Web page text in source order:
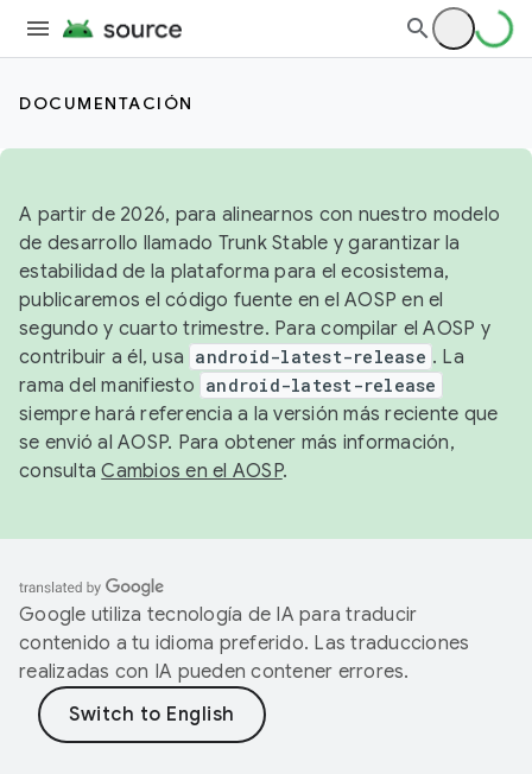
DOCUMENTACIÓN
A partir de 2026, para alinearnos con nuestro modelo
de desarrollo llamado Trunk Stable y garantizar la
estabilidad de la plataforma para el ecosistema,
publicaremos el código fuente en el AOSP en el
segundo y cuarto trimestre. Para compilar el AOSP y
contribuir a él, usa android-latest-release . La
rama del manifiesto android-latest-release
siempre hará referencia a la versión más reciente que
se envió al AOSP. Para obtener más información,
consultaCambios en el AOSP.
Google utiliza tecnología de IA para traducir
contenido a tu idioma preferido. Las traducciones
realizadas con IA pueden contener errores.